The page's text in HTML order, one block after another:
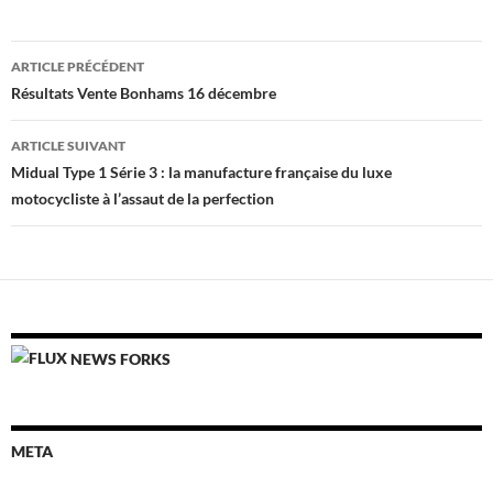
Navigation
des
articles
ARTICLE PRÉCÉDENT
Résultats Vente Bonhams 16 décembre
ARTICLE SUIVANT
Midual Type 1 Série 3 : la manufacture française du luxe
motocycliste à l’assaut de la perfection
NEWS FORKS
META